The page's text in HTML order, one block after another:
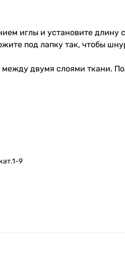
иглы и установите длину
под лапку так, чтобы
двумя слоями ткани.
9